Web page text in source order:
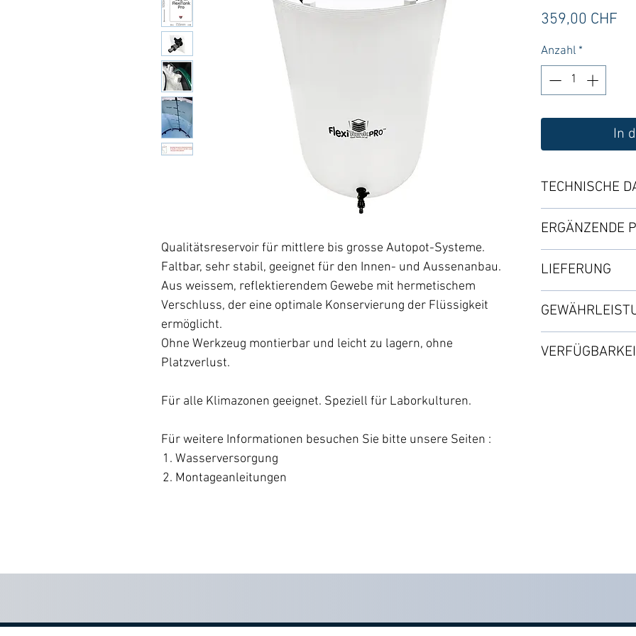
Qualitätsreservoir für mittlere bis grosse Autopot-Systeme.
Faltbar, sehr stabil, geeignet für den Innen- und Aussenanbau.
Aus weissem, reflektierendem Gewebe mit hermetischem
Verschluss, der eine optimale Konservierung der Flüssigkeit
ermöglicht.
Ohne Werkzeug montierbar und leicht zu lagern, ohne
Platzverlust.
Für alle Klimazonen geeignet. Speziell für Laborkulturen.
Für weitere Informationen besuchen Sie bitte unsere Seiten :
Wasserversorgung
Montageanleitungen
359,00 CHF
Anzahl *
In
TECHNISCHE
Weisser STP-
ZUBEHÖR :
・2x6
・ 6
・ 1 Wasserhahn
ERGÄNZENDE
Bitte separat
Siehe Seite
LIEFERUNG
Paketversand : von
Nach Verfügbarkeit
2 Jahre ab dem